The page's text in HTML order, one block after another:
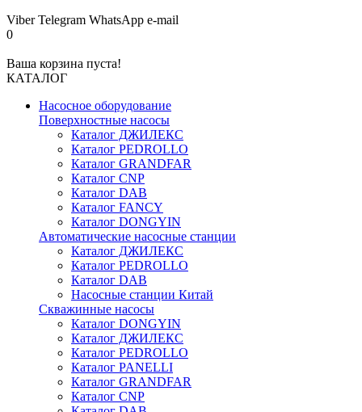
ViberTelegram WhatsApp e-mail
0
Ваша корзина пуста!
КАТАЛОГ
Насосное оборудование
Поверхностные насосы
Каталог ДЖИЛЕКС
Каталог PEDROLLO
Каталог GRANDFAR
Каталог CNP
Каталог DAB
Каталог FANCY
Каталог DONGYIN
Автоматические насосные станции
Каталог ДЖИЛЕКС
Каталог PEDROLLO
Каталог DAB
Насосные станции Китай
Скважинные насосы
Каталог DONGYIN
Каталог ДЖИЛЕКС
Каталог PEDROLLO
Каталог PANELLI
Каталог GRANDFAR
Каталог CNP